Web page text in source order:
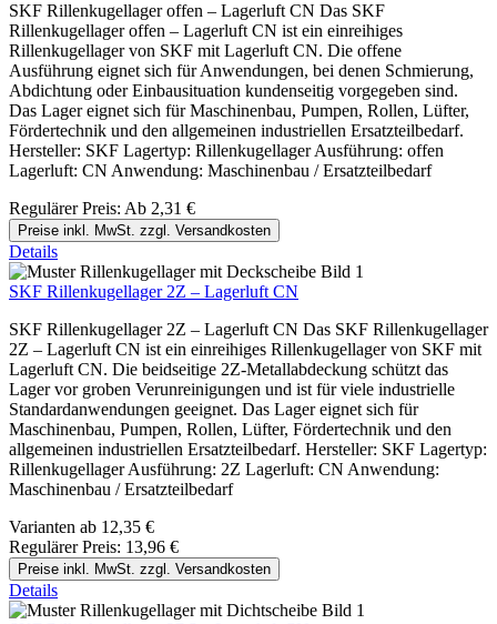
SKF Rillenkugellager offen – Lagerluft CN Das SKF
Rillenkugellager offen – Lagerluft CN ist ein einreihiges
Rillenkugellager von SKF mit Lagerluft CN. Die offene
Ausführung eignet sich für Anwendungen, bei denen Schmierung,
Abdichtung oder Einbausituation kundenseitig vorgegeben sind.
Das Lager eignet sich für Maschinenbau, Pumpen, Rollen, Lüfter,
Fördertechnik und den allgemeinen industriellen Ersatzteilbedarf.
Hersteller: SKF Lagertyp: Rillenkugellager Ausführung: offen
Lagerluft: CN Anwendung: Maschinenbau / Ersatzteilbedarf
Regulärer Preis: Ab 2,31 €
Preise inkl. MwSt. zzgl. Versandkosten
Details
SKF Rillenkugellager 2Z – Lagerluft CN
SKF Rillenkugellager 2Z – Lagerluft CN Das SKF Rillenkugellager
2Z – Lagerluft CN ist ein einreihiges Rillenkugellager von SKF mit
Lagerluft CN. Die beidseitige 2Z-Metallabdeckung schützt das
Lager vor groben Verunreinigungen und ist für viele industrielle
Standardanwendungen geeignet. Das Lager eignet sich für
Maschinenbau, Pumpen, Rollen, Lüfter, Fördertechnik und den
allgemeinen industriellen Ersatzteilbedarf. Hersteller: SKF Lagertyp:
Rillenkugellager Ausführung: 2Z Lagerluft: CN Anwendung:
Maschinenbau / Ersatzteilbedarf
Varianten ab 12,35 €
Regulärer Preis: 13,96 €
Preise inkl. MwSt. zzgl. Versandkosten
Details